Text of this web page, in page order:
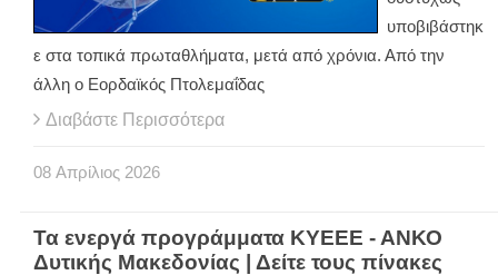
υποβιβάστηκ
ε στα τοπικά πρωταθλήματα, μετά από χρόνια. Από την
άλλη ο Εορδαϊκός Πτολεμαΐδας
Διαβάστε Περισσότερα
08 Απρίλιος 2026
Τα ενεργά προγράμματα ΚΥΕΕΕ - ΑΝΚΟ
Δυτικής Μακεδονίας | Δείτε τους πίνακες